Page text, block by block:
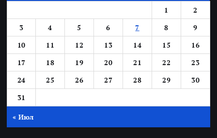
1
2
3
4 5 6 7 8
9
10
11 12 13 14 15
16
17
18 19 20 21 22
23
24
25 26 27 28 29
30
31
« Июл